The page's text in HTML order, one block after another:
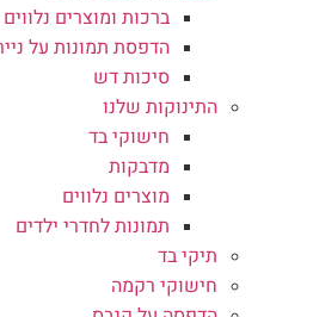
ברכות ומוצרים נלווים
הדפסת תמונות על נייר
סיכות דש
התינוקות שלנו
חישוקי בד
מדבקות
מוצרים נלווים
תמונות לחדרי ילדים
תיקי בד
חישוקי רקמה